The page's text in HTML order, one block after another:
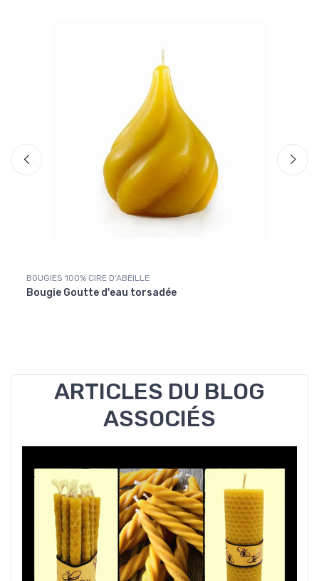
BOUGIES 100% CIRE D'ABEILLE
Bougie Goutte d'eau torsadée
ARTICLES DU BLOG
ASSOCIÉS